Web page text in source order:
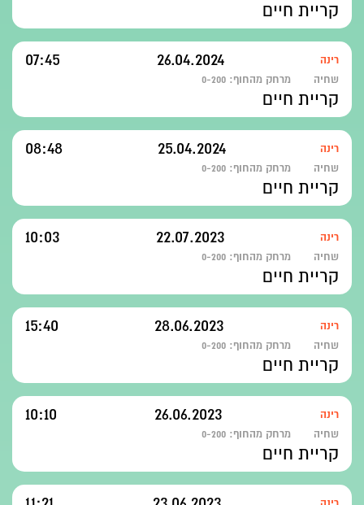
קריית חיים
רינה 26.04.2024
07:45
שחיה מרחק מהחוף: 0-200
קריית חיים
רינה 25.04.2024
08:48
שחיה מרחק מהחוף: 0-200
קריית חיים
רינה 22.07.2023
10:03
שחיה מרחק מהחוף: 0-200
קריית חיים
רינה 28.06.2023
15:40
שחיה מרחק מהחוף: 0-200
קריית חיים
רינה 26.06.2023
10:10
שחיה מרחק מהחוף: 0-200
קריית חיים
רינה